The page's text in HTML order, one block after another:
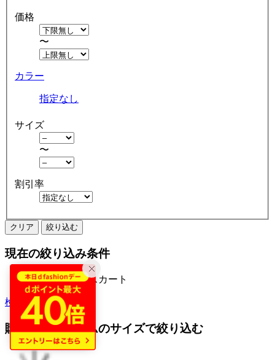
価格
〜
カラー
指定なし
サイズ
〜
割引率
クリア 絞り込む
現在の絞り込み条件
ジャンパースカート
検索履歴から探す
購入済みアイテムのサイズで絞り込む